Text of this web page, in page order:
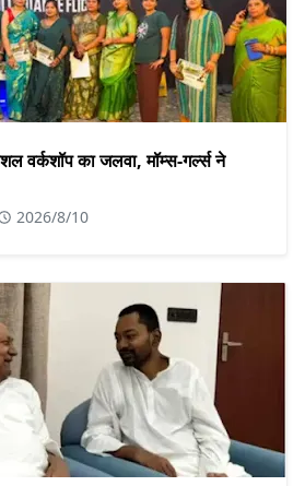
वर्कशॉप का जलवा, मॉम्स-गर्ल्स ने
2026/8/10